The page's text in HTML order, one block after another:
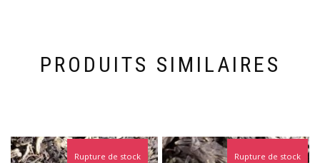
PRODUITS SIMILAIRES
Rupture de stock Rupture de stock